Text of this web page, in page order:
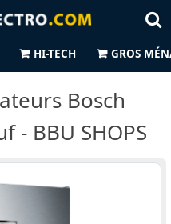
HI-TECH GROS
Bosch
- BBU SHOPS